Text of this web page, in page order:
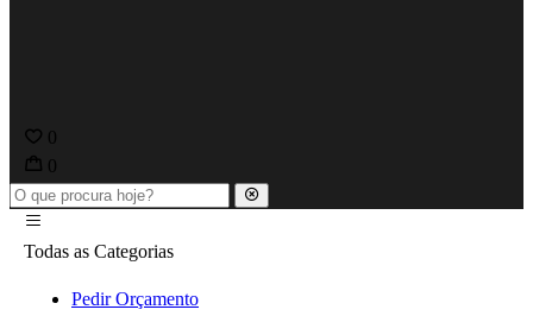
0
0
Todas as Categorias
Pedir Orçamento